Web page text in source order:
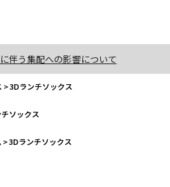
伴う集配への影響について
>3Dランチソックス
ソックス
>3Dランチソックス